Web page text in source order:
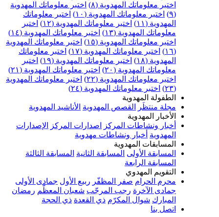
اختبر معلوماتك المهدوية (٨)
اختبر معلوماتك المهدوية
(٩)
اختبر معلوماتك المهدوية (١٠)
اختبر معلوماتك
المهدوية (١١)
اختبر معلوماتك المهدوية (١٢)
اختبر
معلوماتك المهدوية (١٣)
اختبر معلوماتك المهدوية (١٤)
اختبر معلوماتك المهدوية (١٥)
اختبر معلوماتك المهدوية
(١٦)
اختبر معلوماتك المهدوية (١٧)
اختبر معلوماتك
المهدوية (١٨)
اختبر معلوماتك المهدوية (١٩)
اختبر
معلوماتك المهدوية (٢٠)
اختبر معلوماتك المهدوية (٢١)
اختبر معلوماتك المهدوية (٢٢)
اختبر معلوماتك المهدوية
(٢٣)
اختبر معلوماتك المهدوية (٢٤)
الطفولة المهدوية
مجلة منتظَر
القصص المهدوية الأناشيد المهدوية
الأخبار المهدوية
أخبار ونشاطات المركز
اصدارات المركز
الإصدارات
المهدوية أخبار ونشاطات مهدوية
المسابقات المهدوية
المسابقة الأولى المسابقة الثانية المسابقة الثالثة
المسابقة الرابعة
التقويم المهدوي
محرم الحرام صفر المظفّر ربيع الأول جمادى الأولى
جمادى الآخرة رجب المرجّب شعبان المعظّم رمضان
المبارك شوال المكرّم ذي القعدة ذي الحجة
اتصل بنا